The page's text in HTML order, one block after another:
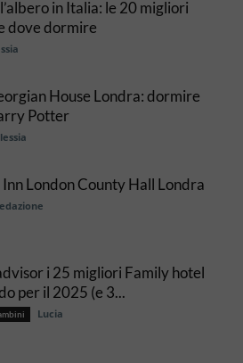
in Italia: le 20 migliori
dove dormire
House Londra: dormire
Potter
London County Hall Londra
i 25 migliori Family hotel
per il 2025 (e 3...
Lucia